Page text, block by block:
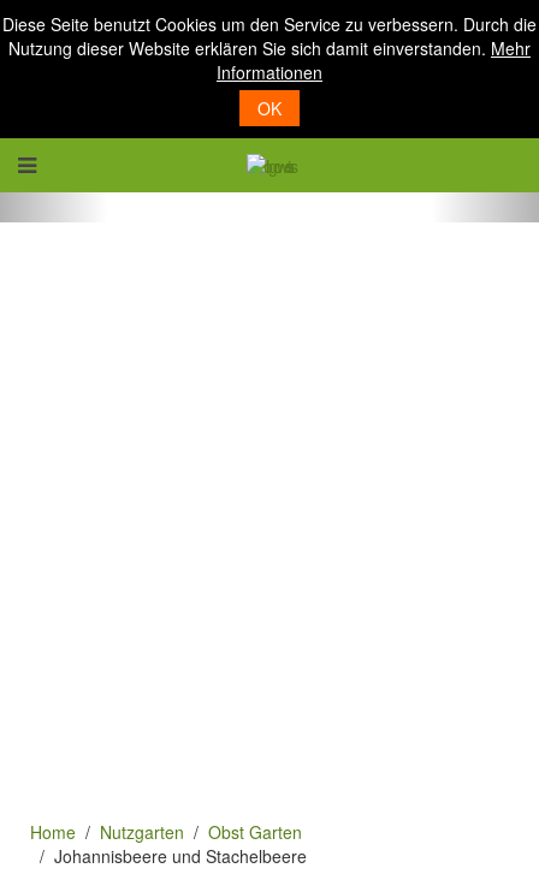
Diese Seite benutzt Cookies um den Service zu verbessern. Durch die
Nutzung dieser Website erklären Sie sich damit einverstanden. Mehr
Informationen
OK
Home Nutzgarten
Obst Garten
Johannisbeere und Stachelbeere